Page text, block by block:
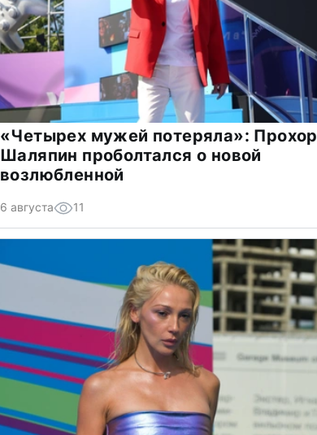
«Четырех мужей потеряла»: Прохор
Шаляпин проболтался о новой
возлюбленной
6 августа 11